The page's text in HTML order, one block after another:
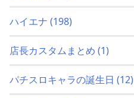
ハイエナ (198)
店長カスタムまとめ (1)
パチスロキャラの誕生日 (12)